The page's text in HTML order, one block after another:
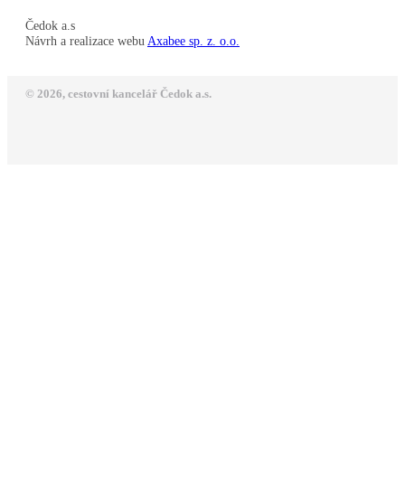
Čedok a.s
Návrh a realizace webu Axabee sp. z. o.o.
© 2026, cestovní kancelář Čedok a.s.